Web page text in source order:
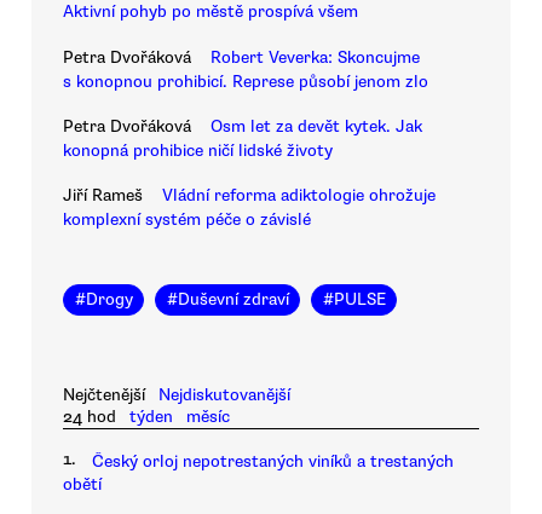
Aktivní pohyb po městě prospívá všem
Petra Dvořáková
Robert Veverka: Skoncujme
s konopnou prohibicí. Represe působí jenom zlo
Petra Dvořáková
Osm let za devět kytek. Jak
konopná prohibice ničí lidské životy
Jiří Rameš
Vládní reforma adiktologie ohrožuje
komplexní systém péče o závislé
#Drogy #Duševní zdraví #PULSE
Nejčtenější
Nejdiskutovanější
24 hod
týden měsíc
1.
Český orloj nepotrestaných viníků a trestaných
obětí